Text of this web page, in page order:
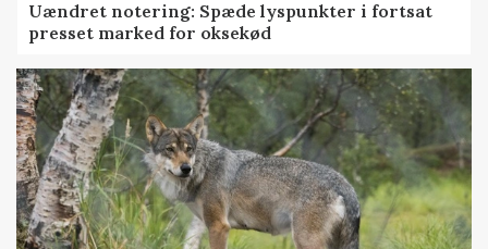
Uændret notering: Spæde lyspunkter i fortsat
presset marked for oksekød